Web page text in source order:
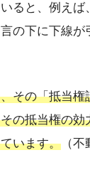
ると、例えば
の下に下線が
その「抵当権
の抵当権の効
います。 （